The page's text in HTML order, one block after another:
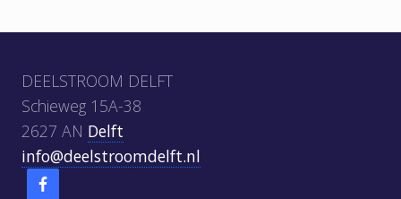
DEELSTROOM DELFT
Schieweg 15A-38
2627 AN Delft
info@deelstroomdelft.nl